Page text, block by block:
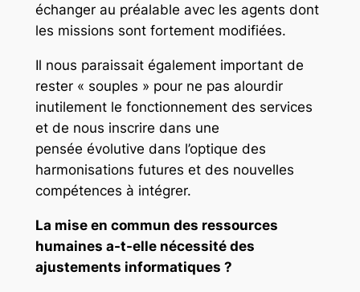
échanger au préalable avec les agents dont
les missions sont fortement modifiées.
Il nous paraissait également important de
rester « souples » pour ne pas alourdir
inutilement le fonctionnement des services
et de nous inscrire dans une
pensée évolutive dans l’optique des
harmonisations futures et des nouvelles
compétences à intégrer.
La mise en commun des ressources
humaines a-t-elle nécessité des
ajustements informatiques ?